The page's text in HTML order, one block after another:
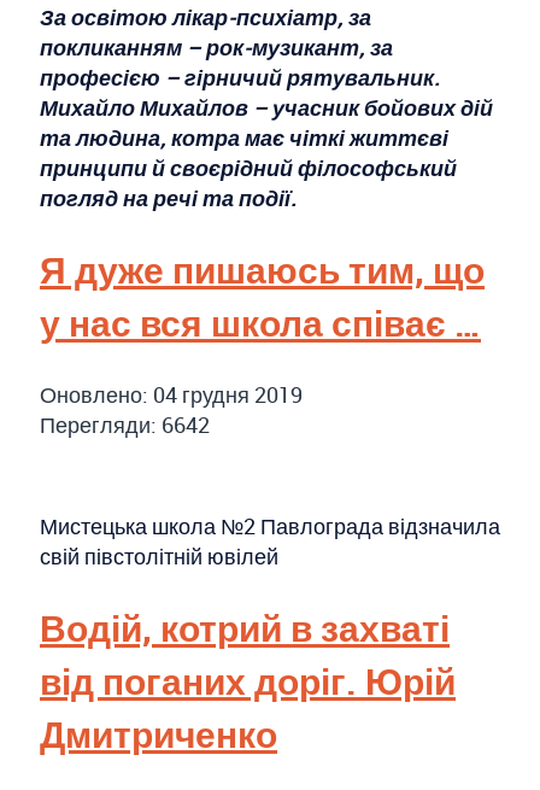
За освітою лікар-психіатр, за
покликанням – рок-музикант, за
професією – гірничий рятувальник.
Михайло Михайлов – учасник бойових дій
та людина, котра має чіткі життєві
принципи й своєрідний філософський
погляд на речі та події.
Я дуже пишаюсь тим, що
у нас вся школа співає …
Оновлено: 04 грудня 2019
Перегляди: 6642
Мистецька школа №2 Павлограда відзначила
свій півстолітній ювілей
Водій, котрий в захваті
від поганих доріг. Юрій
Дмитриченко